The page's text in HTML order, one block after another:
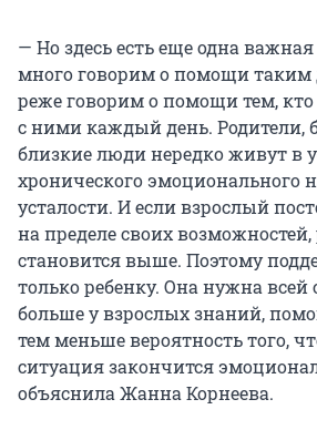
— Но здесь есть еще одна
много говорим о помощи таким
реже говорим о помощи тем,
с ними каждый день. Родители,
близкие люди нередко живут в
хронического эмоционального
усталости. И если взрослый
на пределе своих
становится выше. Поэтому
только ребенку. Она нужна всей
больше у взрослых знаний,
тем меньше вероятность того,
ситуация закончится
объяснила Жанна Корнеева.